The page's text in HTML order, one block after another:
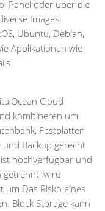
Panel oder über die
Images
Ubuntu, Debian,
Applikationen wie
Cloud
kombineren um
Festplatten
und Backup gerecht
hochverfügbar und
getrennt, wird
um Das Risko eines
Block Storage kann